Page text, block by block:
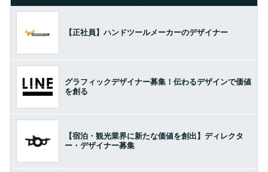
【正社員】ハンドツールメーカーのデザイナー
グラフィックデザイナー募集！伝わるデザインで価値
を創る
【宿泊・観光業界に新たな価値を創出】ディレクタ
ー・デザイナー募集